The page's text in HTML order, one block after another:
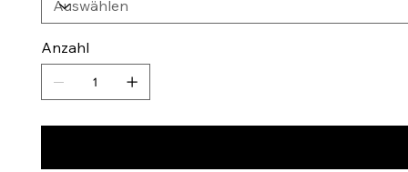
Anzahl